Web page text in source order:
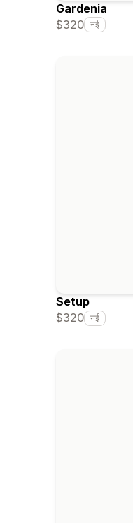
Gardenia
$320 नई
Setup
$320 नई